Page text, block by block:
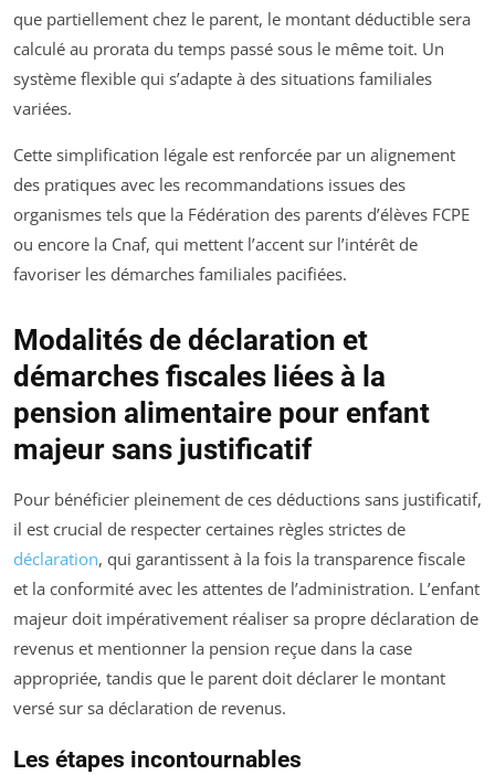
que partiellement chez le parent, le montant déductible sera
calculé au prorata du temps passé sous le même toit. Un
système flexible qui s’adapte à des situations familiales
variées.
Cette simplification légale est renforcée par un alignement
des pratiques avec les recommandations issues des
organismes tels que la Fédération des parents d’élèves FCPE
ou encore la Cnaf, qui mettent l’accent sur l’intérêt de
favoriser les démarches familiales pacifiées.
Modalités de déclaration et
démarches fiscales liées à la
pension alimentaire pour enfant
majeur sans justificatif
Pour bénéficier pleinement de ces déductions sans justificatif,
il est crucial de respecter certaines règles strictes de
déclaration, qui garantissent à la fois la transparence fiscale
et la conformité avec les attentes de l’administration. L’enfant
majeur doit impérativement réaliser sa propre déclaration de
revenus et mentionner la pension reçue dans la case
appropriée, tandis que le parent doit déclarer le montant
versé sur sa déclaration de revenus.
Les étapes incontournables